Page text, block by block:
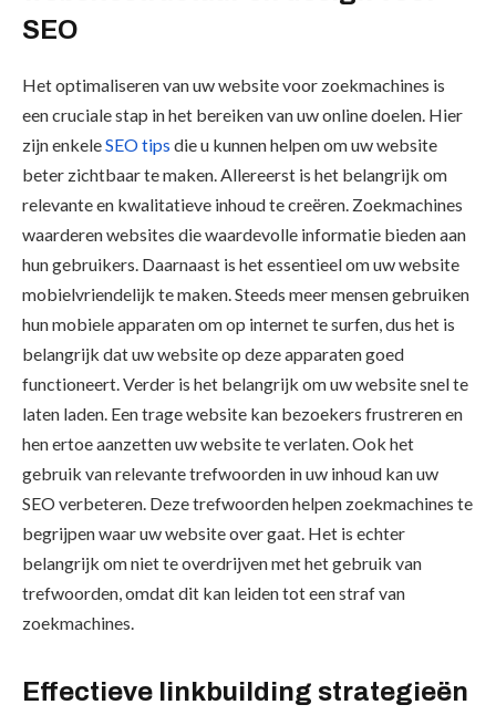
SEO
Het optimaliseren van uw website voor zoekmachines is
een cruciale stap in het bereiken van uw online doelen. Hier
zijn enkeleSEO tips die u kunnen helpen om uw website
beter zichtbaar te maken. Allereerst is het belangrijk om
relevante en kwalitatieve inhoud te creëren. Zoekmachines
waarderen websites die waardevolle informatie bieden aan
hun gebruikers. Daarnaast is het essentieel om uw website
mobielvriendelijk te maken. Steeds meer mensen gebruiken
hun mobiele apparaten om op internet te surfen, dus het is
belangrijk dat uw website op deze apparaten goed
functioneert. Verder is het belangrijk om uw website snel te
laten laden. Een trage website kan bezoekers frustreren en
hen ertoe aanzetten uw website te verlaten. Ook het
gebruik van relevante trefwoorden in uw inhoud kan uw
SEO verbeteren. Deze trefwoorden helpen zoekmachines te
begrijpen waar uw website over gaat. Het is echter
belangrijk om niet te overdrijven met het gebruik van
trefwoorden, omdat dit kan leiden tot een straf van
zoekmachines.
Effectieve linkbuilding strategieën